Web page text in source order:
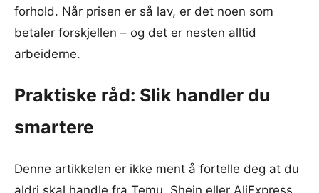
forhold. Når prisen er så lav, er det noen som
betaler forskjellen – og det er nesten alltid
arbeiderne.
Praktiske råd: Slik handler du
smartere
Denne artikkelen er ikke ment å fortelle deg at du
aldri skal handle fra Temu, Shein eller AliExpress.